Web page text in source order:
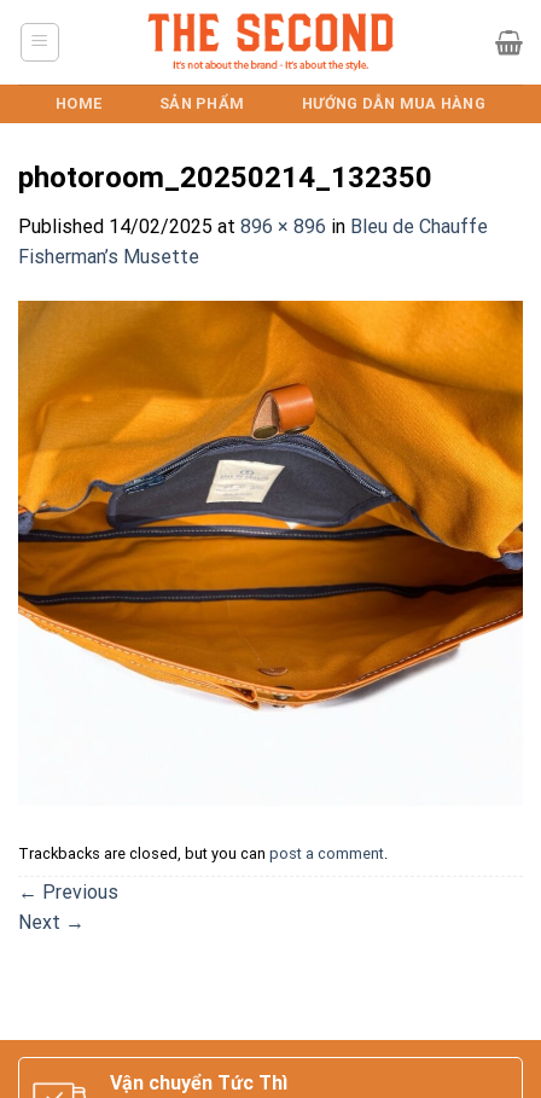
HOME SẢN PHẨM HƯỚNG DẪN MUA HÀNG
photoroom_20250214_132350
Published 14/02/2025 at 896 × 896 in Bleu de Chauffe
Fisherman’s Musette
Trackbacks are closed, but you can post a comment.
← Previous
Next →
Vận chuyển Tức Thì